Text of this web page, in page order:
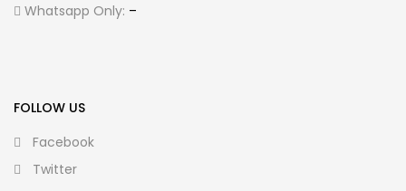
Whatsapp Only: –
FOLLOW US
Facebook
Twitter